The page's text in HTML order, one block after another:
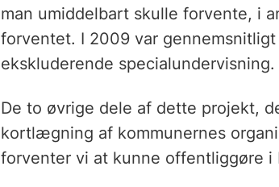
man umiddelbart skulle forvente, i
forventet. I 2009 var
ekskluderende specialundervisning.
De to øvrige dele af dette projekt,
kortlægning af kommunernes
forventer vi at kunne offentliggøre i